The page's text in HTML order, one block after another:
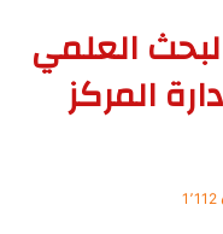
العلمي
المركز
1٬112